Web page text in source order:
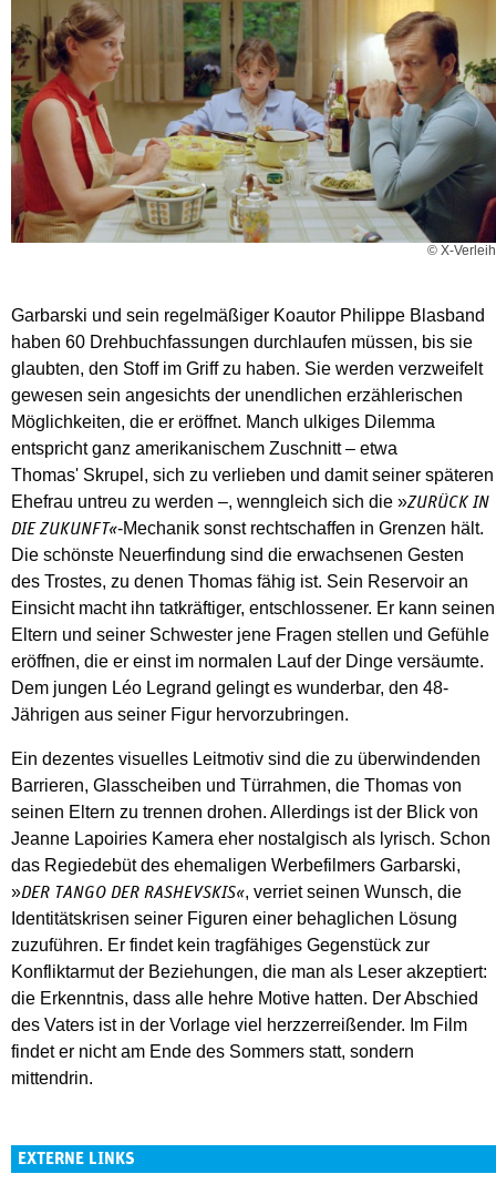
© X-Verleih
Garbarski und sein regelmäßiger Koautor Philippe Blasband
haben 60 Drehbuchfassungen durchlaufen müssen, bis sie
glaubten, den Stoff im Griff zu haben. Sie werden verzweifelt
gewesen sein angesichts der unendlichen erzählerischen
Möglichkeiten, die er eröffnet. Manch ulkiges Dilemma
entspricht ganz amerikanischem Zuschnitt – etwa
Thomas' Skrupel, sich zu verlieben und damit seiner späteren
Ehefrau untreu zu werden –, wenngleich sich die »ZURÜCK IN
DIE ZUKUNFT«-Mechanik sonst rechtschaffen in Grenzen hält.
Die schönste Neuerfindung sind die erwachsenen Gesten
des Trostes, zu denen Thomas fähig ist. Sein Reservoir an
Einsicht macht ihn tatkräftiger, entschlossener. Er kann seinen
Eltern und seiner Schwester jene Fragen stellen und Gefühle
eröffnen, die er einst im normalen Lauf der Dinge versäumte.
Dem jungen Léo Legrand gelingt es wunderbar, den 48-
Jährigen aus seiner Figur hervorzubringen.
Ein dezentes visuelles Leitmotiv sind die zu überwindenden
Barrieren, Glasscheiben und Türrahmen, die Thomas von
seinen Eltern zu trennen drohen. Allerdings ist der Blick von
Jeanne Lapoiries Kamera eher nostalgisch als lyrisch. Schon
das Regiedebüt des ehemaligen Werbefilmers Garbarski,
»DER TANGO DER RASHEVSKIS«, verriet seinen Wunsch, die
Identitätskrisen seiner Figuren einer behaglichen Lösung
zuzuführen. Er findet kein tragfähiges Gegenstück zur
Konfliktarmut der Beziehungen, die man als Leser akzeptiert:
die Erkenntnis, dass alle hehre Motive hatten. Der Abschied
des Vaters ist in der Vorlage viel herzzerreißender. Im Film
findet er nicht am Ende des Sommers statt, sondern
mittendrin.
EXTERNE LINKS